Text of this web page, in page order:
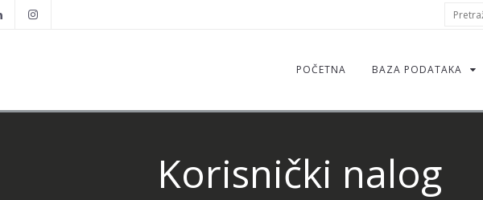
POČETNA BAZA PODATAKA
Korisnički nalog